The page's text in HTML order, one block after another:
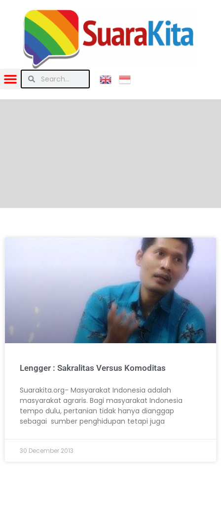
Lengger : Sakralitas Versus Komoditas
Suarakita.org- Masyarakat Indonesia adalah
masyarakat agraris. Bagi masyarakat Indonesia
tempo dulu, pertanian tidak hanya dianggap
sebagai sumber penghidupan tetapi juga
30 December 2013